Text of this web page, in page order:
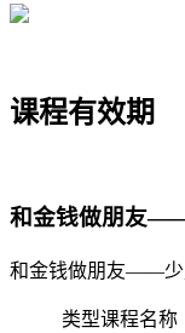
课程有效期
和金钱做朋友
和金钱做朋友——少
类型课程名称